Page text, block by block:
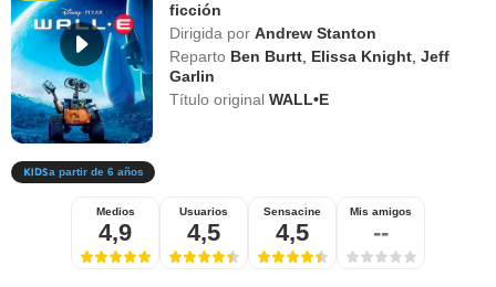
ficción
Dirigida por Andrew Stanton
Reparto Ben Burtt Elissa Knight ,Jeff
Garlin
Título originalWALL•E
a partir de 6 años
Medios
4,9
Usuarios
4,5
Sensacine
4,5
Mis amigos
--